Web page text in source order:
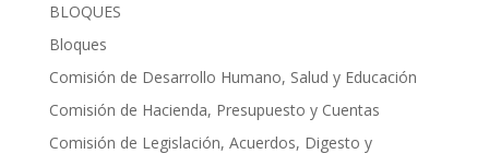
BLOQUES
Bloques
Comisión de Desarrollo Humano, Salud y Educación
Comisión de Hacienda, Presupuesto y Cuentas
Comisión de Legislación, Acuerdos, Digesto y